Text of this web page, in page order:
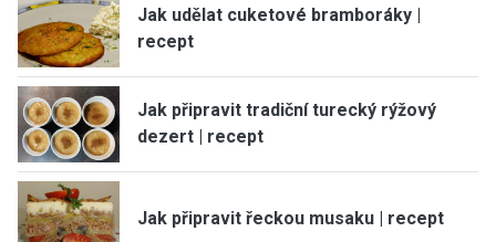
Jak udělat cuketové bramboráky |
recept
Jak připravit tradiční turecký rýžový
dezert | recept
Jak připravit řeckou musaku | recept